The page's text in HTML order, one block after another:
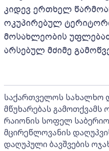
კიდევ ერთხელ
ოკუპირებულ
მოსახლეობის
არსებულ მძიმე
საქართველოს სახალხო
მწუხარებას გამოთქვამს
რაიონის სოფელ
მცირეწლოვანის
დაღუპული ბავშვების